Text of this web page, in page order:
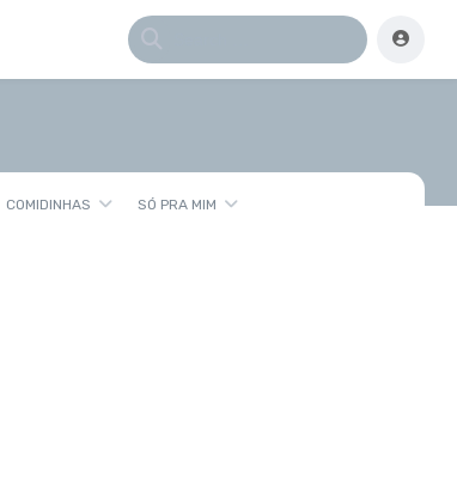
COMIDINHAS SÓ PRA MIM